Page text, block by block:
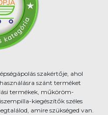
szakértője, ahol
szánt terméket
termékek, műköröm-
kiegészítők széles
amire szükséged van.